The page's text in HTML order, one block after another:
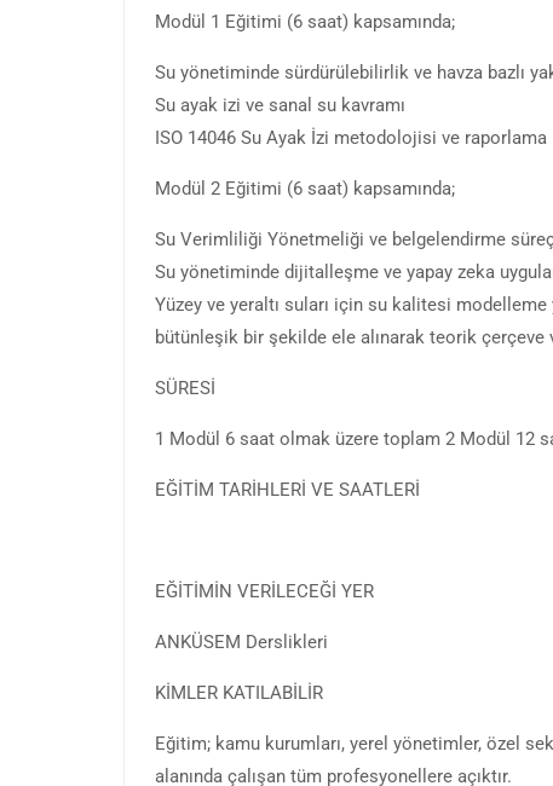
Modül 1 Eğitimi (6 saat) kapsamında;
Su yönetiminde sürdürülebilirlik ve havza bazlı
Su ayak izi ve sanal su kavramı
ISO 14046 Su Ayak İzi metodolojisi ve raporlama
Modül 2 Eğitimi (6 saat) kapsamında;
Su Verimliliği Yönetmeliği ve belgelendirme
Su yönetiminde dijitalleşme ve yapay zeka
Yüzey ve yeraltı suları için su kalitesi modelleme
bütünleşik bir şekilde ele alınarak teorik
SÜRESİ
1 Modül 6 saat olmak üzere toplam 2 Modül 12
EĞİTİM TARİHLERİ VE SAATLERİ
EĞİTİMİN VERİLECEĞİ YER
ANKÜSEM Derslikleri
KİMLER KATILABİLİR
Eğitim; kamu kurumları, yerel yönetimler, özel
alanında çalışan tüm profesyonellere açıktır.